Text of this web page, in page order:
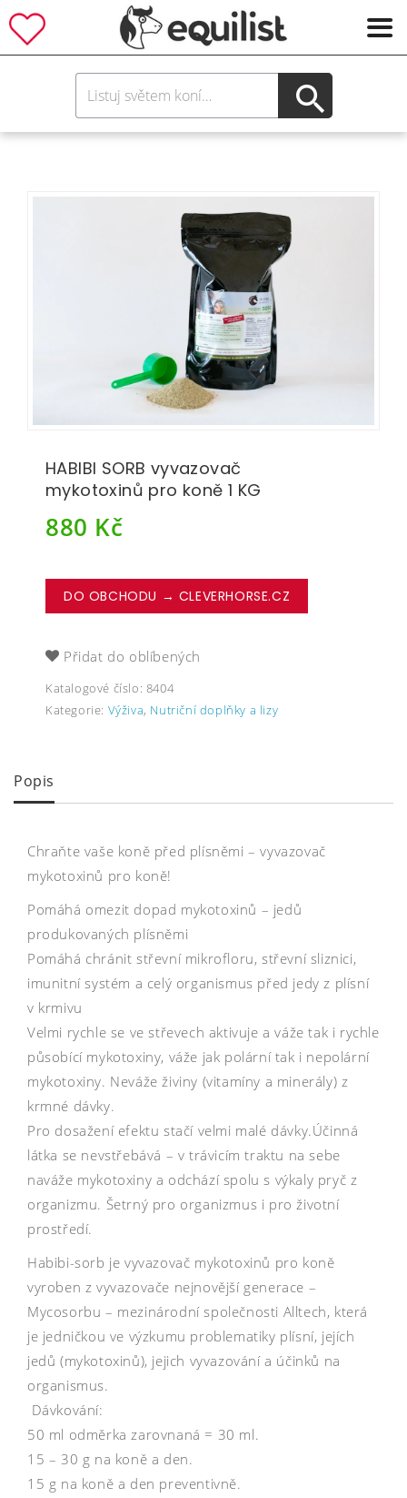
HABIBI SORB vyvazovač
mykotoxinů pro koně 1 KG
880 Kč
DO OBCHODU → CLEVERHORSE.CZ
Přidat do oblíbených
Katalogové číslo: 8404
Kategorie: Výživa, Nutriční doplňky a lizy
Popis
Chraňte vaše koně před plísněmi – vyvazovač
mykotoxinů pro koně!
Pomáhá omezit dopad mykotoxinů – jedů
produkovaných plísněmi
Pomáhá chránit střevní mikrofloru, střevní sliznici,
imunitní systém a celý organismus před jedy z plísní
v krmivu
Velmi rychle se ve střevech aktivuje a váže tak i rychle
působící mykotoxiny, váže jak polární tak i nepolární
mykotoxiny. Neváže živiny (vitamíny a minerály) z
krmné dávky.
Pro dosažení efektu stačí velmi malé dávky.Účinná
látka se nevstřebává – v trávicím traktu na sebe
naváže mykotoxiny a odchází spolu s výkaly pryč z
organizmu. Šetrný pro organizmus i pro životní
prostředí.
Habibi-sorb je vyvazovač mykotoxinů pro koně
vyroben z vyvazovače nejnovější generace –
Mycosorbu – mezinárodní společnosti Alltech, která
je jedničkou ve výzkumu problematiky plísní, jejích
jedů (mykotoxinů), jejich vyvazování a účinků na
organismus.
Dávkování:
50 ml odměrka zarovnaná = 30 ml.
15 – 30 g na koně a den.
15 g na koně a den preventivně.